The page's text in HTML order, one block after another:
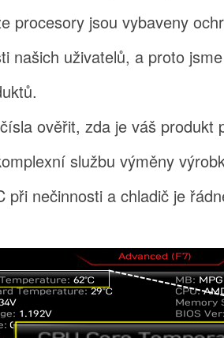
procesory jsou vybaveny
našich uživatelů, a proto
ověřit, zda je váš produkt
službu výměny
nečinnosti a chladič je